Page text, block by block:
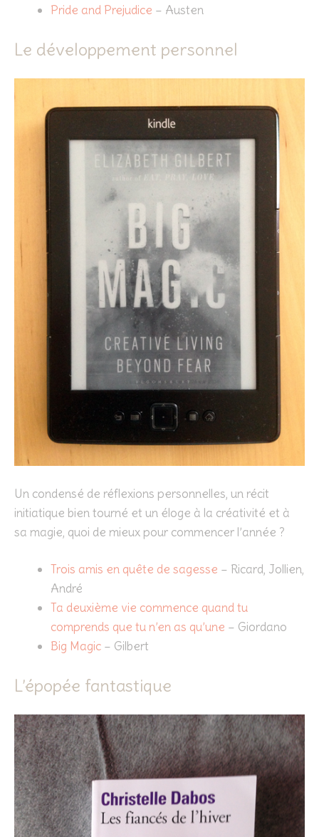
Pride and Prejudice – Austen
Le développement personnel
Un condensé de réflexions personnelles, un récit
initiatique bien tourné et un éloge à la créativité et à
sa magie, quoi de mieux pour commencer l’année ?
Trois amis en quête de sagesse – Ricard, Jollien,
André
Ta deuxième vie commence quand tu
comprends que tu n’en as qu’une – Giordano
Big Magic – Gilbert
L’épopée fantastique